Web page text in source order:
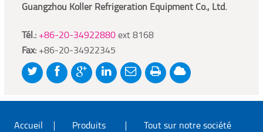
Guangzhou Koller Refrigeration Equipment Co., Ltd.
Tél.: +86-20-34922880ext 8168
Fax: +86-20-34922345
Accueil Produits
Tout sur notre société